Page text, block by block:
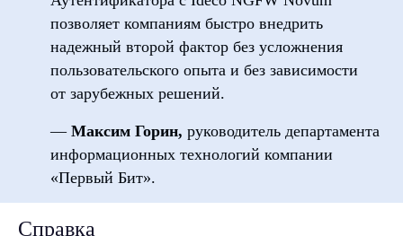
позволяет компаниям быстро внедрить
надежный второй фактор без усложнения
пользовательского опыта и без зависимости
от зарубежных решений.
— Максим Горин, руководитель департамента
информационных технологий компании
«Первый Бит».
Справка